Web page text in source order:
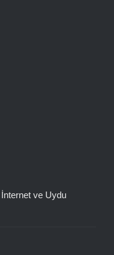
İnternet ve Uydu